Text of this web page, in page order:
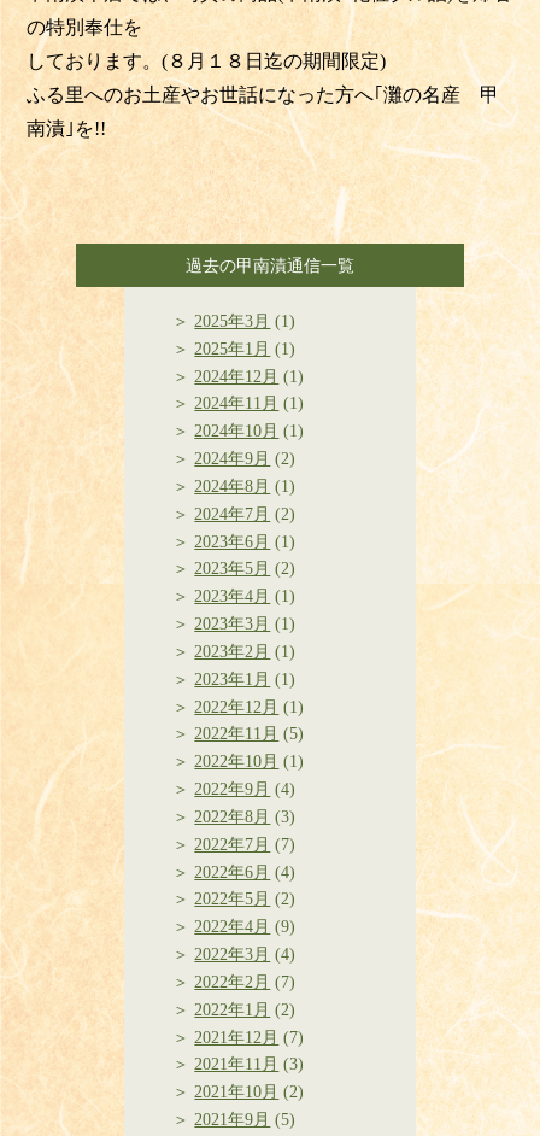
の特別奉仕を
しております。(８月１８日迄の期間限定)
ふる里へのお土産やお世話になった方へ｢灘の名産 甲
南漬｣を!!
過去の甲南漬通信一覧
2025年3月 (1)
2025年1月 (1)
2024年12月 (1)
2024年11月 (1)
2024年10月 (1)
2024年9月 (2)
2024年8月 (1)
2024年7月 (2)
2023年6月 (1)
2023年5月 (2)
2023年4月 (1)
2023年3月 (1)
2023年2月 (1)
2023年1月 (1)
2022年12月 (1)
2022年11月 (5)
2022年10月 (1)
2022年9月 (4)
2022年8月 (3)
2022年7月 (7)
2022年6月 (4)
2022年5月 (2)
2022年4月 (9)
2022年3月 (4)
2022年2月 (7)
2022年1月 (2)
2021年12月 (7)
2021年11月 (3)
2021年10月 (2)
2021年9月 (5)